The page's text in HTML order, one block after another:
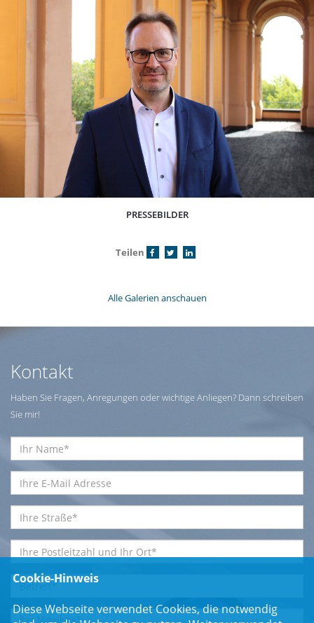
PRESSEBILDER
Teilen
Alle Galerien anschauen
Kontakt
Haben Sie Fragen, Anregungen oder wichtige Anliegen? Dann schreiben
Sie mir!
Cookie-Hinweis
Diese Webseite verwendet Cookies, die notwendig